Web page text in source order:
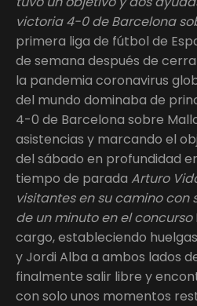
victoria 4-0 de Barcelona
primera liga de fútbol de
de semana después de
la pandemia coronavirus
del mundo dominaba de
4-0 de Barcelona sobre
asistencias y marcando el
del sábado en profundidad
tiempo de parada Arturo
visitantes en su camino con
de un minuto en el concurso
cargo, estableciendo
y Jordi Alba a ambos lados
finalmente salir libre y
con solo unos momentos